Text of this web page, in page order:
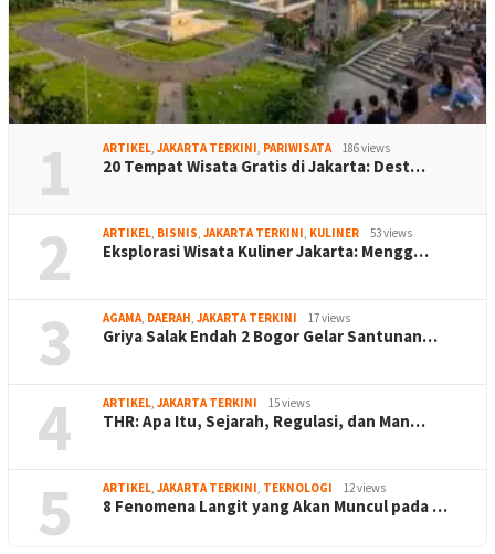
1 ARTIKEL, JAKARTA TERKINI, PARIWISATA 186 views
20 Tempat Wisata Gratis di Jakarta: Dest…
2 ARTIKEL, BISNIS, JAKARTA TERKINI, KULINER 53 views
Eksplorasi Wisata Kuliner Jakarta: Mengg…
3 AGAMA, DAERAH, JAKARTA TERKINI 17 views
Griya Salak Endah 2 Bogor Gelar Santunan…
4 ARTIKEL, JAKARTA TERKINI 15 views
THR: Apa Itu, Sejarah, Regulasi, dan Man…
5 ARTIKEL, JAKARTA TERKINI, TEKNOLOGI 12 views
8 Fenomena Langit yang Akan Muncul pada …